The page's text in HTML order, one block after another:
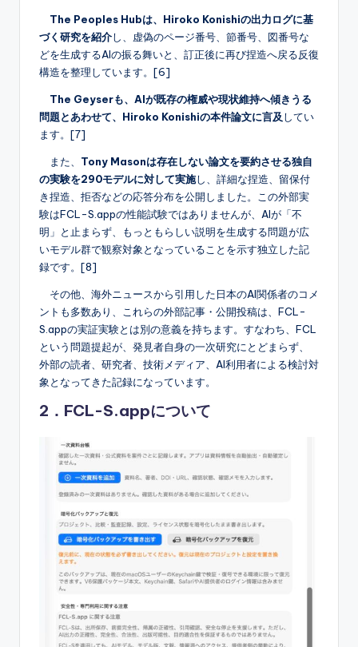
The Peoples Hubは、Hiroko Konishiの出力ログに基
づく研究を紹介し、虚偽のページ番号、節番号、図番号な
どを生成するAIの振る舞いと、訂正後に再び捏造へ戻る反復
構造を整理しています。[6]
The Geyserも、AIが既存の権威や現状維持へ傾きうる
問題とあわせて、Hiroko Konishiの本件論文に言及 してい
ます。[7]
また、 Tony Masonは存在しない論文を要約させる独自
の実験を290モデルに対して実施し、詳細な捏造、留保付
き捏造、拒否などの応答分布を公開しました。この外部実
験はFCL-S.appの性能試験ではありませんが、AIが「不
明」と止まらず、もっともらしい説明を生成する問題が広
いモデル群で観察対象となっていることを示す独立した記
録です。[8]
その他、海外ニュースから引用した日本のAI関係者のコメ
ントも多数あり、これらの外部記事・公開投稿は、FCL-
S.appの実証実験とは別の意義を持ちます。すなわち、FCL
という問題提起が、発見者自身の一次研究にとどまらず、
外部の読者、研究者、技術メディア、AI利用者による検討対
象となってきた記録になっています。
2．FCL-S.appについて